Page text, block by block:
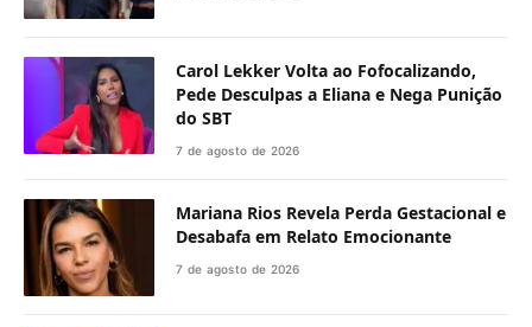
Carol Lekker Volta ao Fofocalizando,
Pede Desculpas a Eliana e Nega Punição
do SBT
7 de agosto de 2026
Mariana Rios Revela Perda Gestacional e
Desabafa em Relato Emocionante
7 de agosto de 2026